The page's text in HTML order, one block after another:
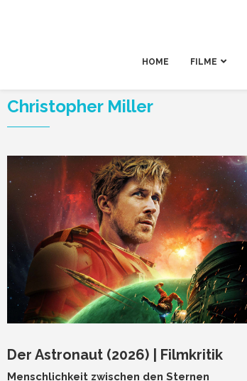
HOME FILME
Christopher Miller
Der Astronaut (2026) | Filmkritik
Menschlichkeit zwischen den Sternen